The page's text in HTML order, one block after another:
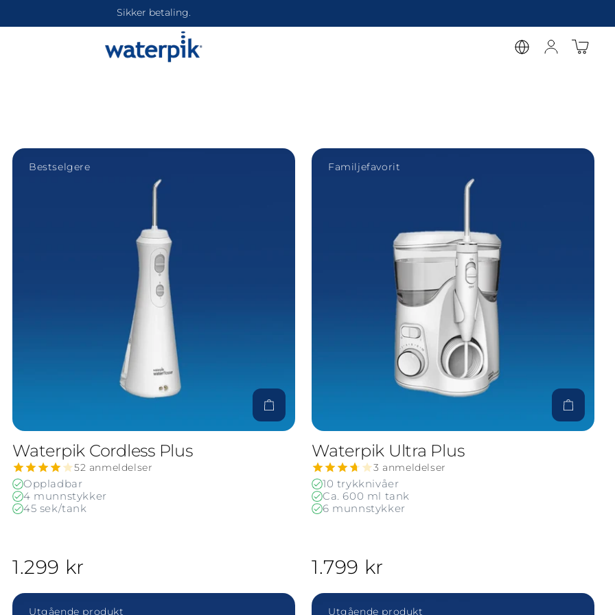
Sikker betaling.
Visa Waterpik Cordless Plus
Bestselgere
Til produktet
Waterpik Cordless Plus
52 anmeldelser
Oppladbar
4 munnstykker
45 sek/tank
1.299 kr
Visa Waterpik Ultra Plus
Familjefavorit
Til
Waterpik Ultra Plus
3 anmeldelser
10 trykknivåer
Ca. 600 ml tank
6 munnstykker
1.799 kr
Visa Waterpik Cordless Select
Utgående produkt
Visa Waterpik Ultra
Utgående produkt